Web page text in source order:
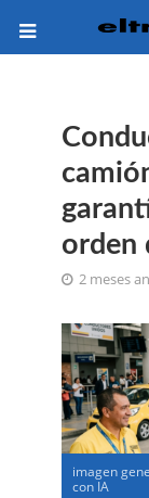
orden
2 meses
imagen
con IA